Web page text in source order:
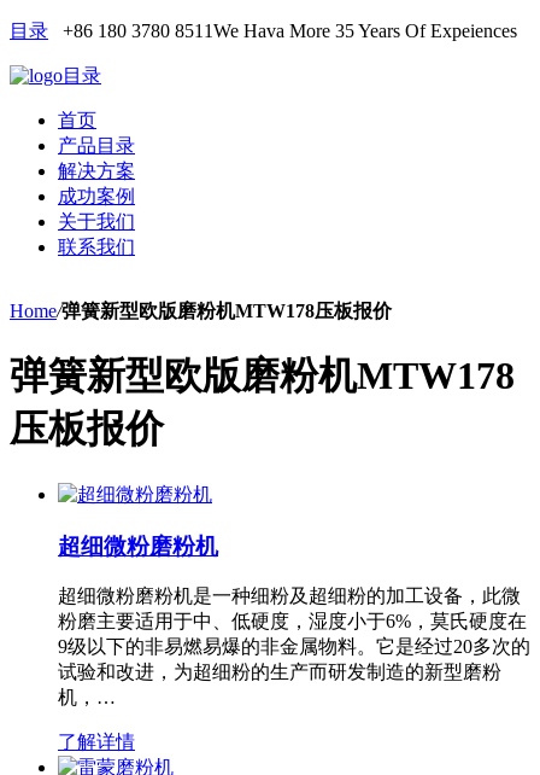
目录 +86 180 3780 8511We Hava More 35 Years Of Expeiences
目录
首页
产品目录
解决方案
成功案例
关于我们
联系我们
Home/弹簧新型欧版磨粉机MTW178压板报价
弹簧新型欧版磨粉机MTW178
压板报价
超细微粉磨粉机
超细微粉磨粉机是一种细粉及超细粉的加工设备，此微
粉磨主要适用于中、低硬度，湿度小于6%，莫氏硬度在
9级以下的非易燃易爆的非金属物料。它是经过20多次的
试验和改进，为超细粉的生产而研发制造的新型磨粉
机，…
了解详情